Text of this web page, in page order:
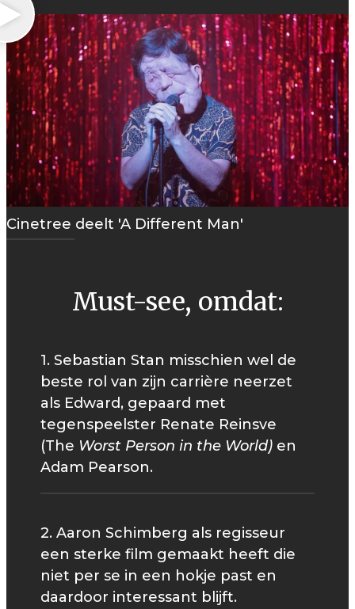
Cinetree deelt 'A Different Man'
Must-see, omdat:
1. Sebastian Stan misschien wel de
beste rol van zijn carrière neerzet
als Edward, gepaard met
tegenspeelster Renate Reinsve
(The Worst Person in the World) en
Adam Pearson.
2. Aaron Schimberg als regisseur
een sterke film gemaakt heeft die
niet per se in een hokje past en
daardoor interessant blijft.